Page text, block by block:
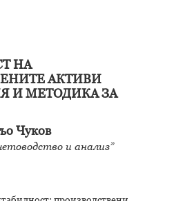
НА
АКТИВИ
И МЕТОДИКА ЗА
Чуков
и анализ”